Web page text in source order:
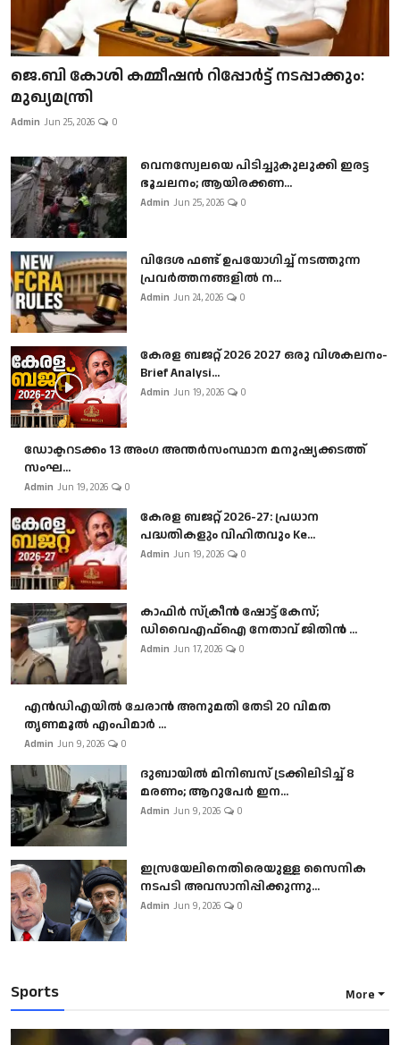
ജെ.ബി കോശി കമ്മീഷൻ റിപ്പോർട്ട് നടപ്പാക്കും:
മുഖ്യമന്ത്രി
Admin Jun 25, 2026 0
വെനസ്വേലയെ പിടിച്ചുകുലുക്കി ഇരട്ട
ഭൂചലനം; ആയിരക്കണ...
Admin Jun 25, 2026 0
വിദേശ ഫണ്ട് ഉപയോഗിച്ച് നടത്തുന്ന
പ്രവർത്തനങ്ങളിൽ ന...
Admin Jun 24, 2026 0
കേരള ബജറ്റ് 2026 2027 ഒരു വിശകലനം-
Brief Analysi...
Admin Jun 19, 2026 0
ഡോക്ടറടക്കം 13 അംഗ അന്തർസംസ്ഥാന മനുഷ്യക്കടത്ത്
സംഘ...
Admin Jun 19, 2026 0
കേരള ബജറ്റ് 2026-27: പ്രധാന
പദ്ധതികളും വിഹിതവും Ke...
Admin Jun 19, 2026 0
കാഫിർ സ്‌ക്രീൻ ഷോട്ട് കേസ്;
ഡിവൈഎഫ്ഐ നേതാവ് ജിതിൻ ...
Admin Jun 17, 2026 0
എൻഡിഎയിൽ ചേരാൻ അനുമതി തേടി 20 വിമത
തൃണമൂൽ എംപിമാർ ...
Admin Jun 9, 2026 0
ദുബായിൽ മിനിബസ്​ ട്രക്കിലിടിച്ച് 8
മരണം; ആറുപേർ ഇന...
Admin Jun 9, 2026 0
ഇസ്രയേലിനെതിരെയുള്ള സൈനിക
നടപടി അവസാനിപ്പിക്കുന്നു...
Admin Jun 9, 2026 0
Sports More